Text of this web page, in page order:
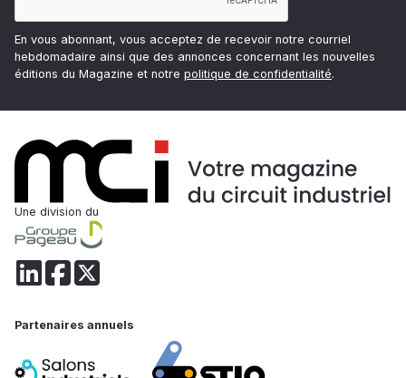
En vous abonnant, vous acceptez de recevoir notre courriel
hebdomadaire ainsi que des annonces concernant les nouvelles
éditions du Magazine et notre politique de confidentialité.
Une division du
Partenaires annuels